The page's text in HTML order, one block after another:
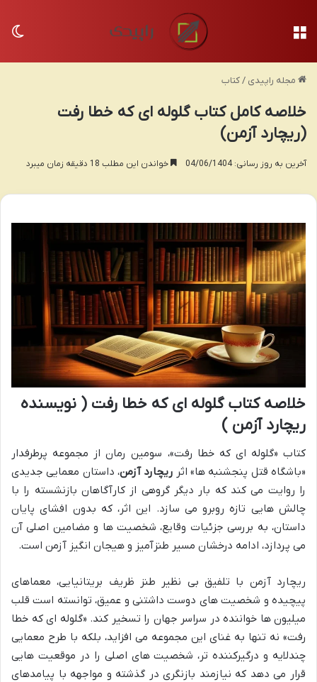
مجله راپیدی /کتاب
خلاصه کامل کتاب گلوله ای که خطا رفت
(ریچارد آزمن)
آخرین به روز رسانی: 04/06/1404 خواندن این مطلب 18 دقیقه زمان میبرد
خلاصه کتاب گلوله ای که خطا رفت ( نویسنده
ریچارد آزمن )
کتاب «گلوله ای که خطا رفت»، سومین رمان از مجموعه پرطرفدار
«باشگاه قتل پنجشنبه ها» اثر ریچارد آزمن، داستان معمایی جدیدی
را روایت می کند که بار دیگر گروهی از کارآگاهان بازنشسته را با
چالش هایی تازه روبرو می سازد. این اثر، که بدون افشای پایان
داستان، به بررسی جزئیات وقایع، شخصیت ها و مضامین اصلی آن
می پردازد، ادامه درخشان مسیر طنزآمیز و هیجان انگیز آزمن است.
ریچارد آزمن با تلفیق بی نظیر طنز ظریف بریتانیایی، معماهای
پیچیده و شخصیت های دوست داشتنی و عمیق، توانسته است قلب
میلیون ها خواننده در سراسر جهان را تسخیر کند. «گلوله ای که خطا
رفت» نه تنها به غنای این مجموعه می افزاید، بلکه با طرح معمایی
چندلایه و درگیرکننده تر، شخصیت های اصلی را در موقعیت هایی
قرار می دهد که نیازمند بازنگری در گذشته و مواجهه با پیامدهای